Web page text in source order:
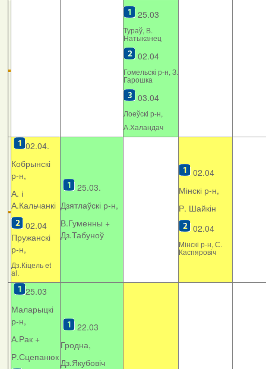
25.03
Тураў, В.
Натыканец
02.04
Гомельскі р-н, З.
Гарошка
03.04
Лоеўскі р-н,
А.Халандач
02.04.
Кобрынскі
р-н,
А. і
А.Кальчанкі
02.04
Пружанскі
р-н,
Дз.Кіцель et
al.
25.03.
Дзятлаўскі р-н,
В.Гуменны +
Дз.Табуноў
02.04
Мінскі р-н,
Р. Шайкін
02.04
Мінскі р-н, С.
Каспяровіч
25.03
Маларыцкі
р-н,
А.Рак +
Р.Сцепанюк
22.03
Гродна,
Дз.Якубовіч